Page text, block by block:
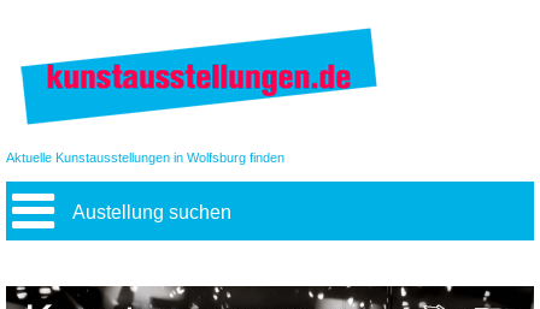
Aktuelle Kunstausstellungen in Wolfsburg finden
Austellung suchen